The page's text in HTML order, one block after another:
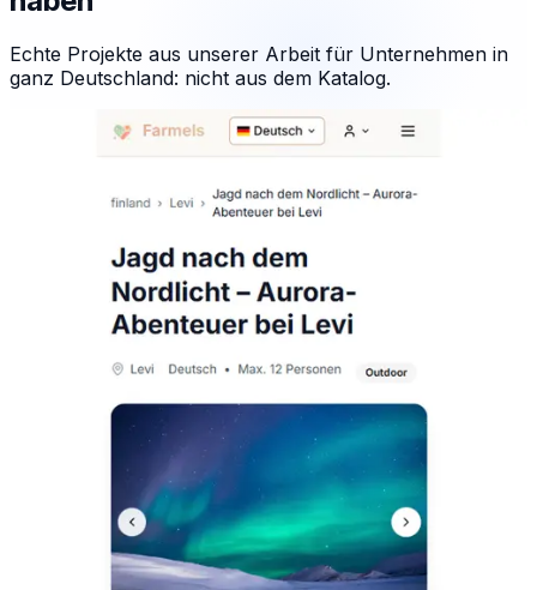
Echte Projekte aus unserer Arbeit für Unternehmen in
ganz Deutschland: nicht aus dem Katalog.